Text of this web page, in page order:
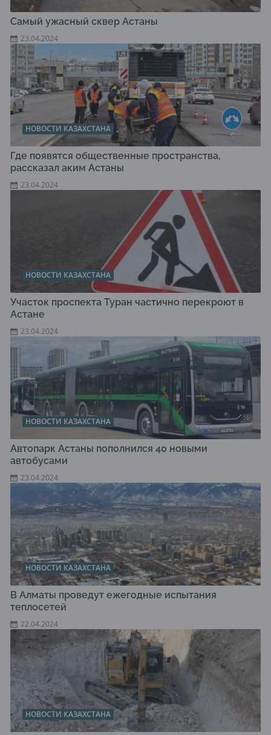
Самый ужасный сквер Астаны
23.04.2024
НОВОСТИ КАЗАХСТАНА
Где появятся общественные пространства,
рассказал аким Астаны
23.04.2024
НОВОСТИ КАЗАХСТАНА
Участок проспекта Туран частично перекроют в
Астане
23.04.2024
НОВОСТИ КАЗАХСТАНА
Автопарк Астаны пополнился 40 новыми
автобусами
23.04.2024
НОВОСТИ КАЗАХСТАНА
В Алматы проведут ежегодные испытания
теплосетей
22.04.2024
НОВОСТИ КАЗАХСТАНА